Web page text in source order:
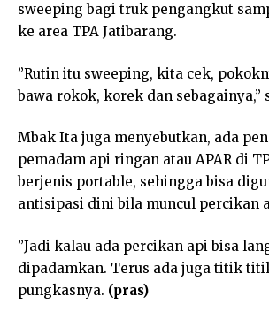
sweeping bagi truk pengangkut
ke area TPA Jatibarang.
”Rutin itu sweeping, kita cek,
bawa rokok, korek dan sebagainya,”
Mbak Ita juga menyebutkan, ada
pemadam api ringan atau APAR di
berjenis portable, sehingga bisa
antisipasi dini bila muncul percikan
”Jadi kalau ada percikan api bisa
dipadamkan. Terus ada juga titik
pungkasnya. (pras)